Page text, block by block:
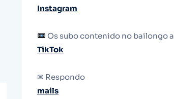
Instagram
Os subo contenido no bailongo a
TikTok
✉ Respondo
mails